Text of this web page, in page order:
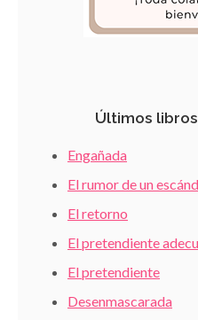
Últimos
Engañada
El rumor de un
El retorno
El pretendiente
El pretendiente
Desenmascarada